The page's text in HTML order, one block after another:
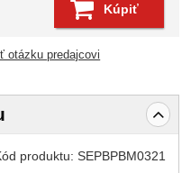
Kúpiť
otázku predajcovi
produktu:SEPBPBM0321